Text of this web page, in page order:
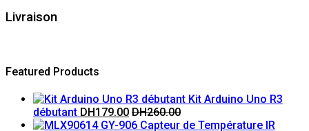
Livraison
Featured Products
Kit Arduino Uno R3
débutant DH179.00 DH260.00